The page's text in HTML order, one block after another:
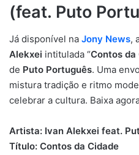
(feat. Puto
Já disponível na Jony News,
Alekxei intitulada “Contos da
de Puto Português. Uma
mistura tradição e ritmo
celebrar a cultura. Baixa
Artista: Ivan Alekxei feat.
Título: Contos da Cidade